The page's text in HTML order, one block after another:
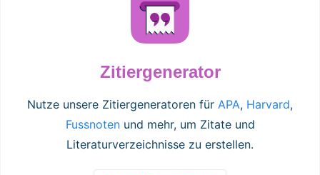
Zitiergenerator
Nutze unsere Zitiergeneratoren für APA, Harvard,
Fussnotenund mehr, um Zitate und
Literaturverzeichnisse zu erstellen.